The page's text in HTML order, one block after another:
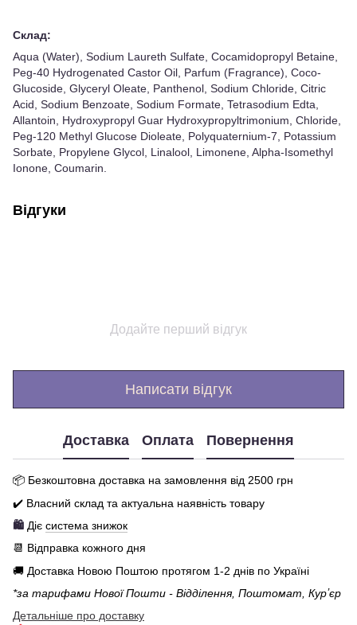
Склад:
Aqua (Water), Sodium Laureth Sulfate, Cocamidopropyl Betaine,
Peg-40 Hydrogenated Castor Oil, Parfum (Fragrance), Coco-
Glucoside, Glyceryl Oleate, Panthenol, Sodium Chloride, Citric
Acid, Sodium Benzoate, Sodium Formate, Tetrasodium Edta,
Allantoin, Hydroxypropyl Guar Hydroxypropyltrimonium, Chloride,
Peg-120 Methyl Glucose Dioleate, Polyquaternium-7, Potassium
Sorbate, Propylene Glycol, Linalool, Limonene, Alpha-Isomethyl
Ionone, Coumarin.
Відгуки
Додайте перший відгук
Написати відгук
Доставка Оплата Повернення
📦 Безкоштовна доставка на замовлення від 2500 грн
✔️ Власний склад та актуальна наявність товару
🛍️ Діє система знижок
📆 Відправка кожного дня
🚚 Доставка Новою Поштою протягом 1-2 днів по Україні
*за тарифами Нової Пошти - Відділення, Поштомат, Курʼєр
Детальніше про доставку